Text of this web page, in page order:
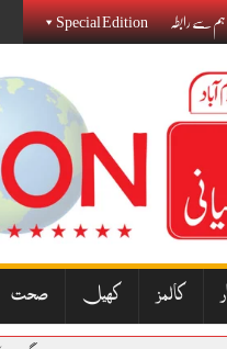
ہم سے رابطہ Special Edition
کالمز کھیل صحت